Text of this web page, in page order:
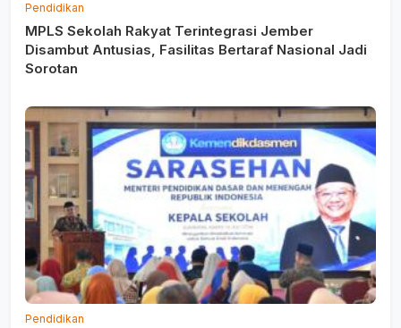
Pendidikan
MPLS Sekolah Rakyat Terintegrasi Jember
Disambut Antusias, Fasilitas Bertaraf Nasional Jadi
Sorotan
Pendidikan